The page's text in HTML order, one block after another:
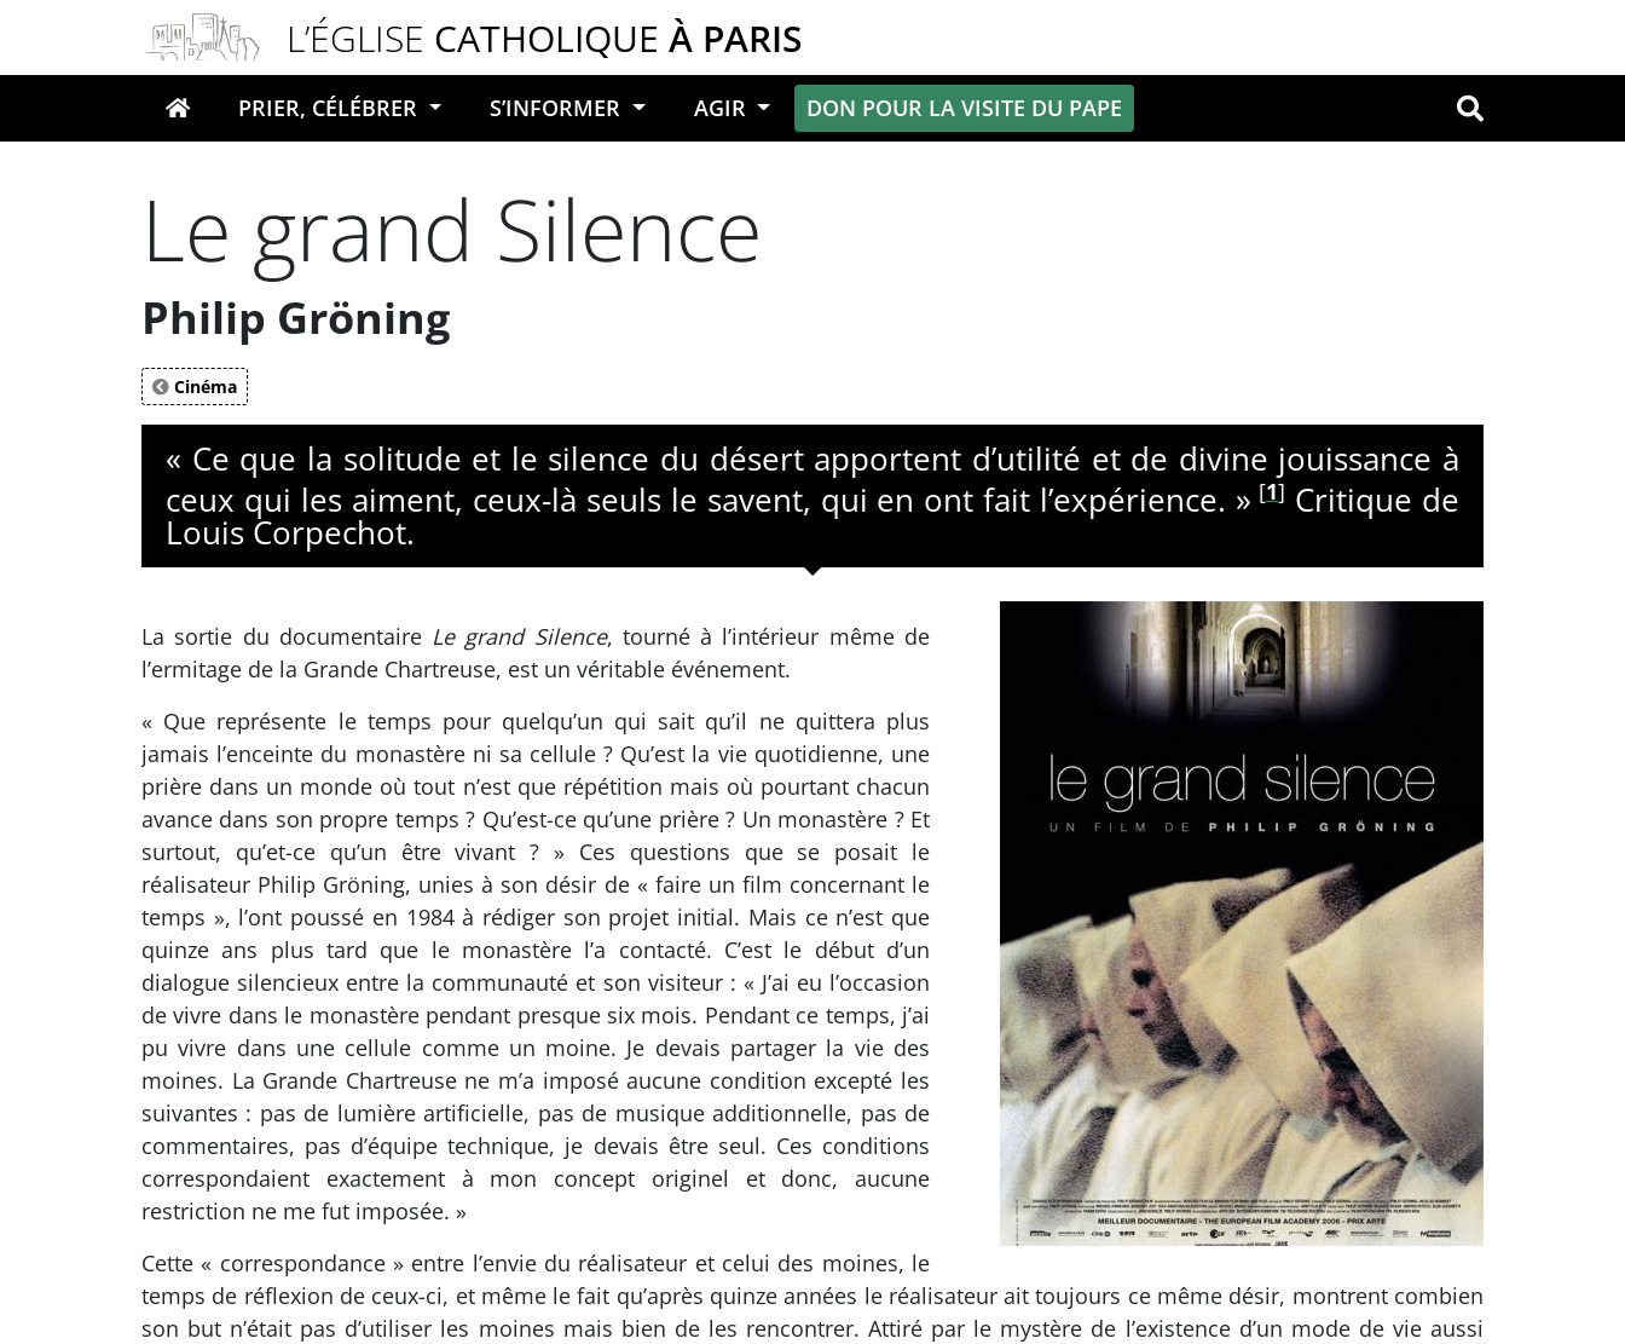
L’ÉGLISE CATHOLIQUE À PARIS
Votre recherche OK
PRIER, CÉLÉBRER S’INFORMER AGIR DON POUR LA VISITE DU PAPE
Le grand Silence
Philip Gröning
Cinéma
« Ce que la solitude et le silence du désert apportent d’utilité et de divine jouissance à
ceux qui les aiment, ceux-là seuls le savent, qui en ont fait l’expérience. » [1] Critique de
Louis Corpechot.
La sortie du documentaire Le grand Silence, tourné à l’intérieur même de
l’ermitage de la Grande Chartreuse, est un véritable événement.
« Que représente le temps pour quelqu’un qui sait qu’il ne quittera plus
jamais l’enceinte du monastère ni sa cellule ? Qu’est la vie quotidienne, une
prière dans un monde où tout n’est que répétition mais où pourtant chacun
avance dans son propre temps ? Qu’est-ce qu’une prière ? Un monastère ? Et
surtout, qu’et-ce qu’un être vivant ? » Ces questions que se posait le
réalisateur Philip Gröning, unies à son désir de « faire un film concernant le
temps », l’ont poussé en 1984 à rédiger son projet initial. Mais ce n’est que
quinze ans plus tard que le monastère l’a contacté. C’est le début d’un
dialogue silencieux entre la communauté et son visiteur : « J’ai eu l’occasion
de vivre dans le monastère pendant presque six mois. Pendant ce temps, j’ai
pu vivre dans une cellule comme un moine. Je devais partager la vie des
moines. La Grande Chartreuse ne m’a imposé aucune condition excepté les
suivantes : pas de lumière artificielle, pas de musique additionnelle, pas de
commentaires, pas d’équipe technique, je devais être seul. Ces conditions
correspondaient exactement à mon concept originel et donc, aucune
restriction ne me fut imposée. »
Cette « correspondance » entre l’envie du réalisateur et celui des moines, le
temps de réflexion de ceux-ci, et même le fait qu’après quinze années le réalisateur ait toujours ce même désir, montrent combien
son but n’était pas d’utiliser les moines mais bien de les rencontrer. Attiré par le mystère de l’existence d’un mode de vie aussi
Panneau de gestion des cookies